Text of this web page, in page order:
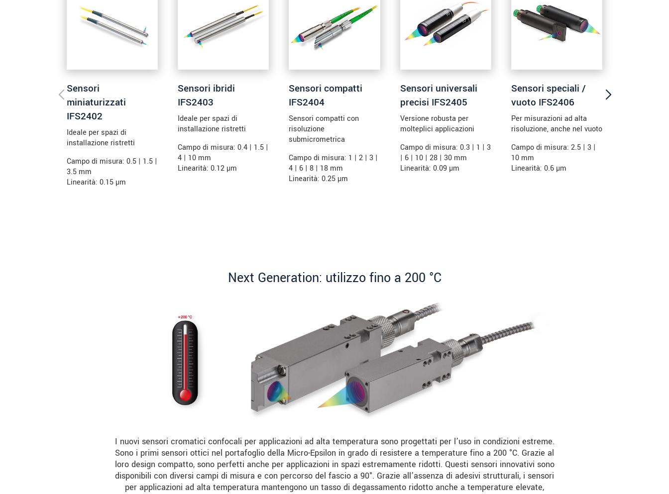
Sensori
miniaturizzati
IFS2402
Ideale per spazi di
installazione ristretti
Campo di misura: 0.5 | 1.5 |
3.5 mm
Linearità: 0.15 µm
Sensori ibridi
IFS2403
Ideale per spazi di
installazione ristretti
Campo di misura: 0.4 | 1.5 |
4 | 10 mm
Linearità: 0.12 µm
Sensori compatti
IFS2404
Sensori compatti con
risoluzione
submicrometrica
Campo di misura: 1 | 2 | 3 |
4 | 6 | 8 | 18 mm
Linearità: 0.25 µm
Sensori universali
precisi IFS2405
Versione robusta per
molteplici applicazioni
Campo di misura: 0.3 | 1 | 3
| 6 | 10 | 28 | 30 mm
Linearità: 0.09 µm
Sensori speciali /
vuoto IFS2406
Per misurazioni ad alta
risoluzione, anche nel vuoto
Campo di misura: 2.5 | 3 |
10 mm
Linearità: 0.6 µm
Next Generation: utilizzo fino a 200 °C
I nuovi sensori cromatici confocali per applicazioni ad alta temperatura sono progettati per l’uso in condizioni estreme.
Sono i primi sensori ottici nel portafoglio della Micro-Epsilon in grado di resistere a temperature fino a 200 °C. Grazie al
loro design compatto, sono perfetti anche per applicazioni in spazi estremamente ridotti. Questi sensori innovativi sono
disponibili con diversi campi di misura e con percorso del fascio a 90°. Grazie all’assenza di adesivi strutturali, i sensori
per applicazioni ad alta temperatura mantengono un tasso di degassamento ridotto anche a temperature elevate,